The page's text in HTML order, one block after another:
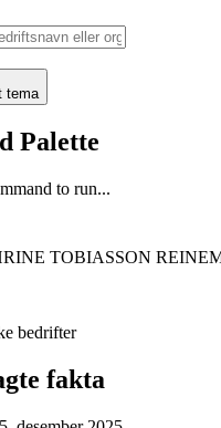
tema
Palette
to run...
TOBIASSON
bedrifter
fakta